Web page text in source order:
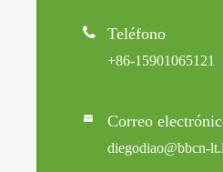
 Teléfono
+86-15901065121
 Correo
diegodiao@bbcn-